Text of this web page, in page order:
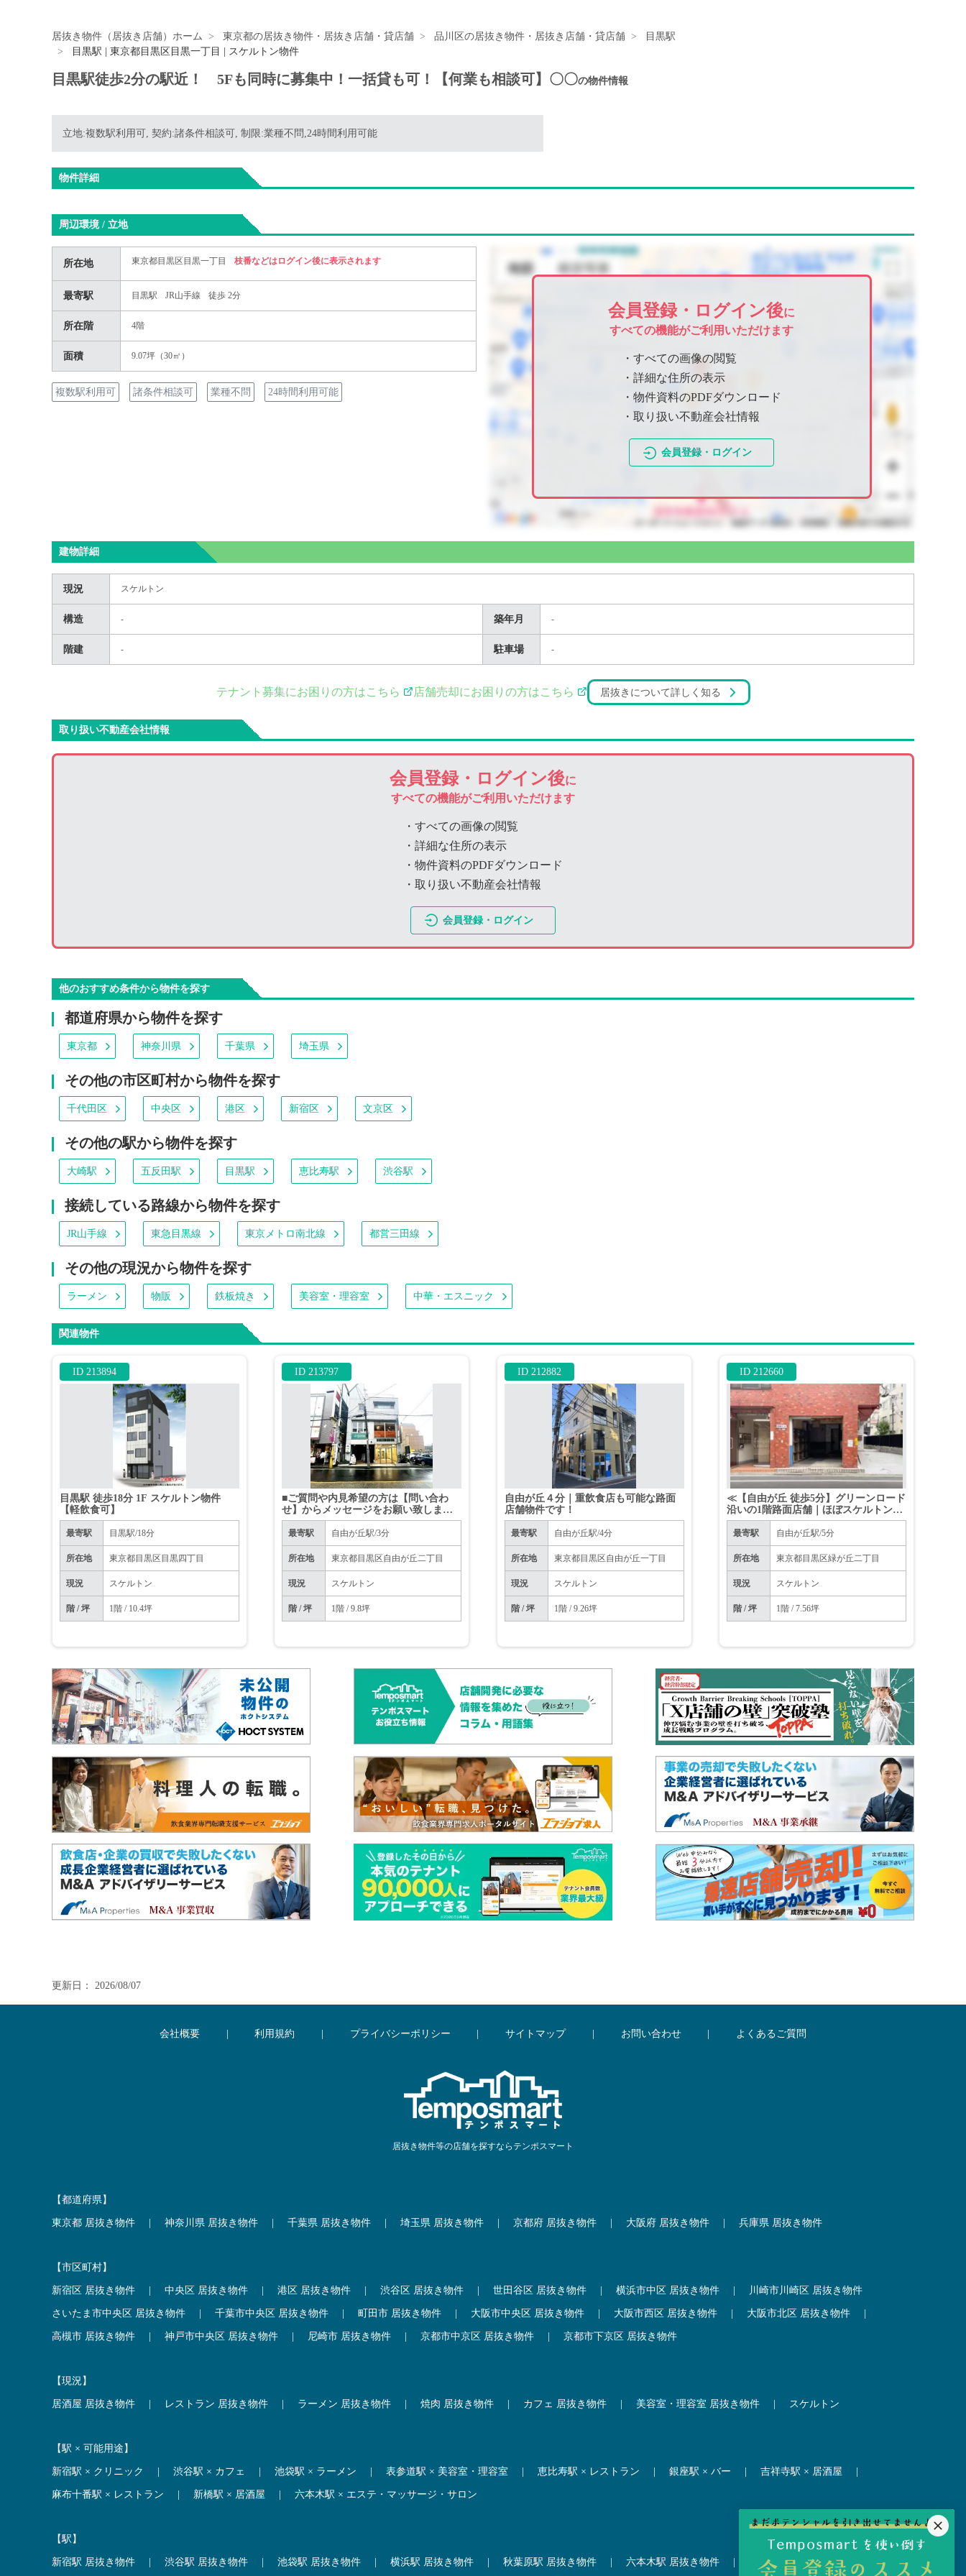
居抜き物件（居抜き店舗）ホーム 東京都の居抜き物件・居抜き店舗・貸店舗 品川区の居抜き物件・居抜き店舗・貸店舗
目黒駅
目黒駅 | 東京都目黒区目黒一丁目 | スケルトン物件
目黒駅徒歩2分の駅近！ 5Fも同時に募集中！一括貸も可！【何業も相談可】〇〇の物件情報
立地:複数駅利用可, 契約:諸条件相談可, 制限:業種不問,24時間利用可能
物件詳細
周辺環境 / 立地
所在地 東京都目黒区目黒一丁目 枝番などはログイン後に表示されます
最寄駅 目黒駅 JR山手線 徒歩 2分
所在階 4階
面積 9.07坪（30㎡）
複数駅利用可 諸条件相談可 業種不問 24時間利用可能
会員登録・ログイン後に
すべての機能がご利用いただけます
・すべての画像の閲覧
・詳細な住所の表示
・物件資料のPDFダウンロード
・取り扱い不動産会社情報
会員登録・ログイン
建物詳細
現況 スケルトン
構造 - 築年月 -
階建 - 駐車場 -
テナント募集にお困りの方はこちら 店舗売却にお困りの方はこちら 居抜きについて詳しく知る
取り扱い不動産会社情報
会員登録・ログイン後に
すべての機能がご利用いただけます
・すべての画像の閲覧
・詳細な住所の表示
・物件資料のPDFダウンロード
・取り扱い不動産会社情報
会員登録・ログイン
他のおすすめ条件から物件を探す
都道府県から物件を探す
東京都 神奈川県 千葉県 埼玉県
その他の市区町村から物件を探す
千代田区 中央区 港区 新宿区 文京区
その他の駅から物件を探す
大崎駅 五反田駅 目黒駅 恵比寿駅 渋谷駅
接続している路線から物件を探す
JR山手線 東急目黒線 東京メトロ南北線 都営三田線
その他の現況から物件を探す
ラーメン 物販 鉄板焼き 美容室・理容室 中華・エスニック
関連物件
ID 213894
目黒駅 徒歩18分 1F スケルトン物件
【軽飲食可】
最寄駅 目黒駅/18分
所在地 東京都目黒区目黒四丁目
現況 スケルトン
階 / 坪 1階 / 10.4坪
ID 213797
■ご質問や内見希望の方は【問い合わ
せ】からメッセージをお願い致します
■※お電話はお控えください。
最寄駅 自由が丘駅/3分
所在地 東京都目黒区自由が丘二丁目
現況 スケルトン
階 / 坪 1階 / 9.8坪
ID 212882
自由が丘４分｜重飲食店も可能な路面
店舗物件です！
最寄駅 自由が丘駅/4分
所在地 東京都目黒区自由が丘一丁目
現況 スケルトン
階 / 坪 1階 / 9.26坪
ID 212660
≪【自由が丘 徒歩5分】グリーンロード
沿いの1階路面店舗｜ほぼスケルトン・
造作無償≫
最寄駅 自由が丘駅/5分
所在地 東京都目黒区緑が丘二丁目
現況 スケルトン
階 / 坪 1階 / 7.56坪
更新日： 2026/08/07
会社概要 利用規約 プライバシーポリシー サイトマップ お問い合わせ よくあるご質問
居抜き物件等の店舗を探すならテンポスマート
【都道府県】
東京都 居抜き物件 神奈川県 居抜き物件 千葉県 居抜き物件 埼玉県 居抜き物件 京都府 居抜き物件 大阪府 居抜き物件 兵庫県 居抜き物件
【市区町村】
新宿区 居抜き物件 中央区 居抜き物件 港区 居抜き物件 渋谷区 居抜き物件 世田谷区 居抜き物件 横浜市中区 居抜き物件 川崎市川崎区 居抜き物件
さいたま市中央区 居抜き物件 千葉市中央区 居抜き物件 町田市 居抜き物件 大阪市中央区 居抜き物件 大阪市西区 居抜き物件 大阪市北区 居抜き物件
高槻市 居抜き物件 神戸市中央区 居抜き物件 尼崎市 居抜き物件 京都市中京区 居抜き物件 京都市下京区 居抜き物件
【現況】
居酒屋 居抜き物件 レストラン 居抜き物件 ラーメン 居抜き物件 焼肉 居抜き物件 カフェ 居抜き物件 美容室・理容室 居抜き物件 スケルトン
【駅 × 可能用途】
新宿駅 × クリニック 渋谷駅 × カフェ 池袋駅 × ラーメン 表参道駅 × 美容室・理容室 恵比寿駅 × レストラン 銀座駅 × バー 吉祥寺駅 × 居酒屋
麻布十番駅 × レストラン 新橋駅 × 居酒屋 六本木駅 × エステ・マッサージ・サロン
【駅】
新宿駅 居抜き物件 渋谷駅 居抜き物件 池袋駅 居抜き物件 横浜駅 居抜き物件 秋葉原駅 居抜き物件 六本木駅 居抜き物件 赤坂見附駅 居抜き物件